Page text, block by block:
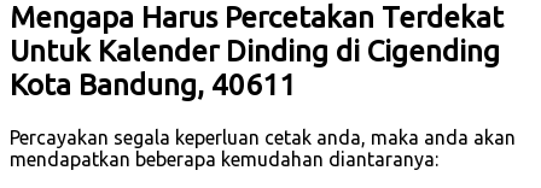
Mengapa Harus Percetakan Terdekat
Untuk Kalender Dinding di Cigending
Kota Bandung, 40611
Percayakan segala keperluan cetak anda, maka anda akan
mendapatkan beberapa kemudahan diantaranya: